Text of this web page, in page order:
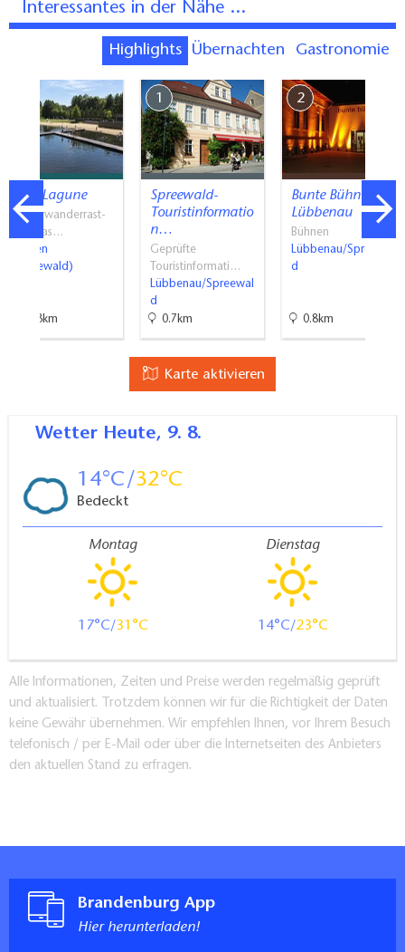
Interessantes in der Nähe ...
Highlights Übernachten Gastronomie
SpreeLagune
Wasserwanderrast-
und Gas…
Lübben
(Spreewald)
11.3km
1
Spreewald-
Touristinformatio
n…
Geprüfte
Touristinformati…
Lübbenau/Spreewal
d
0.7km
2
Bunte Bühne
Lübbenau
Bühnen
Lübbenau/Spreewal
d
0.8km
Karte aktivieren
Wetter Heute, 9. 8.
14 32
Bedeckt
Montag
17 31
Dienstag
14 23
Alle Informationen, Zeiten und Preise werden regelmäßig geprüft
und aktualisiert. Trotzdem können wir für die Richtigkeit der Daten
keine Gewähr übernehmen. Wir empfehlen Ihnen, vor Ihrem Besuch
telefonisch / per E-Mail oder über die Internetseiten des Anbieters
den aktuellen Stand zu erfragen.
Brandenburg App
Hier herunterladen!